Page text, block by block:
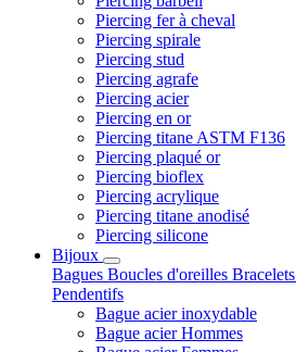
Piercing fer à cheval
Piercing spirale
Piercing stud
Piercing agrafe
Piercing acier
Piercing en or
Piercing titane ASTM F136
Piercing plaqué or
Piercing bioflex
Piercing acrylique
Piercing titane anodisé
Piercing silicone
Bijoux
Bagues Boucles d'oreilles Bracelets
Pendentifs
Bague acier inoxydable
Bague acier Hommes